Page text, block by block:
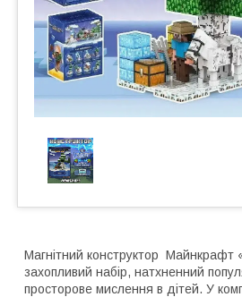
Магнітний конструктор
захопливий набір, натхненний
просторове мислення в дітей. У